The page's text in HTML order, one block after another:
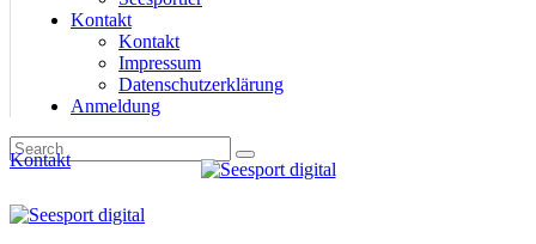
Kontakt
Kontakt
Impressum
Datenschutzerklärung
Anmeldung
Kontakt